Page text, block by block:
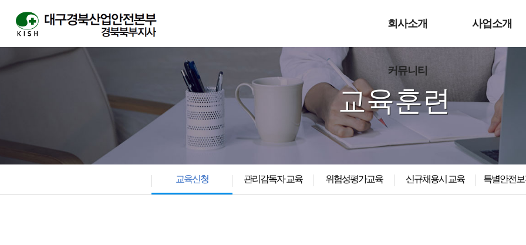
회사소개 사업소개
커뮤니티
교육훈련
교육신청 관리감독자 교육 위험성평가교육 신규채용시 교육 특별안전